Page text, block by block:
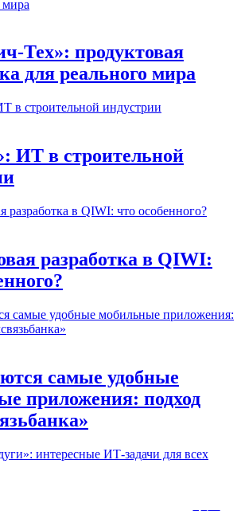
Тех»: продуктовая
для реального мира
ИТ в строительной
разработка в QIWI:
самые удобные
приложения: подход